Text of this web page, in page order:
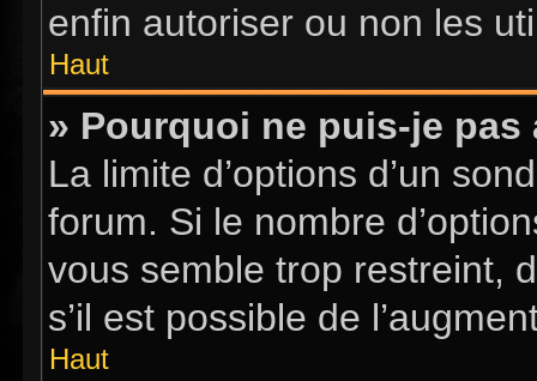
enfin autoriser ou non les
Haut
» Pourquoi ne puis-je
La limite d’options d’un
forum. Si le nombre
vous semble trop restreint,
s’il est possible de
Haut